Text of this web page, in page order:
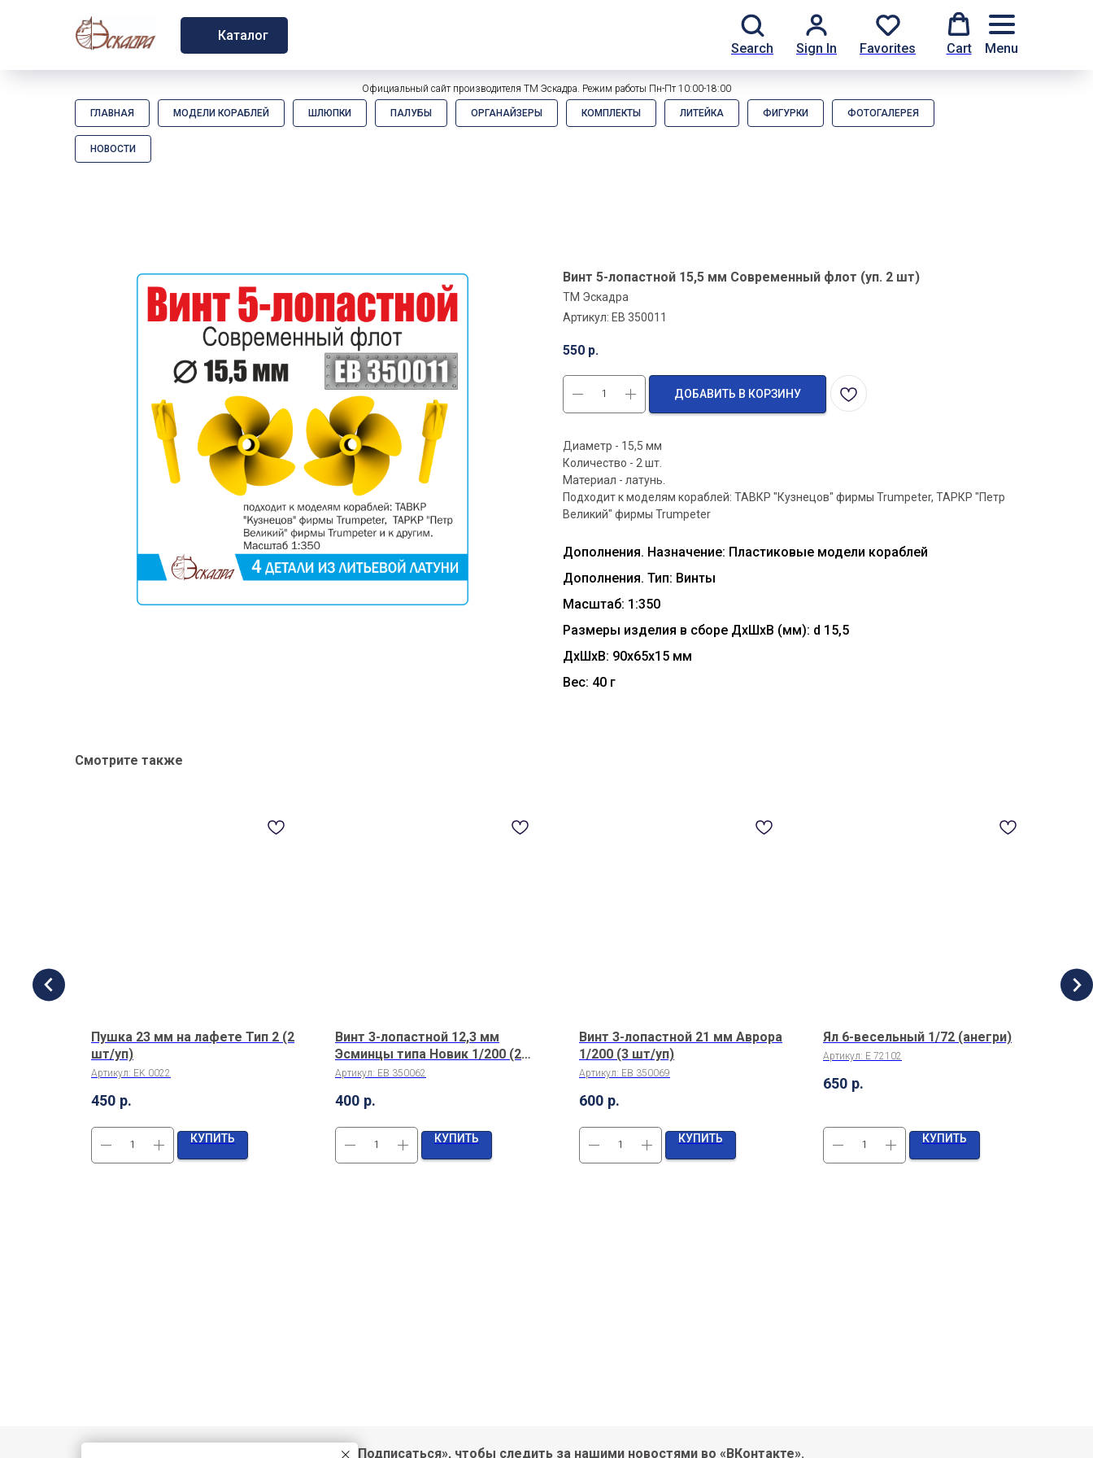
Каталог
Search
Sign In Favorites Cart Menu
Официальный сайт производителя ТМ Эскадра. Режим работы Пн-Пт 10:00-18:00
ГЛАВНАЯ МОДЕЛИ КОРАБЛЕЙ ШЛЮПКИ ПАЛУБЫ ОРГАНАЙЗЕРЫ КОМПЛЕКТЫ ЛИТЕЙКА ФИГУРКИ ФОТОГАЛЕРЕЯ
НОВОСТИ
Винт 5-лопастной 15,5 мм Современный флот (уп. 2 шт)
ТМ Эскадра
Артикул: EB 350011
550 р.
ДОБАВИТЬ В КОРЗИНУ
Диаметр - 15,5 мм
Количество - 2 шт.
Материал - латунь.
Подходит к моделям кораблей: ТАВКР "Кузнецов" фирмы Trumpeter, ТАРКР "Петр
Великий" фирмы Trumpeter
Дополнения. Назначение: Пластиковые модели кораблей
Дополнения. Тип: Винты
Масштаб: 1:350
Размеры изделия в сборе ДхШхВ (мм): d 15,5
ДxШxВ: 90x65x15 мм
Вес: 40 г
Смотрите также
Пушка 23 мм на лафете Тип 2 (2
шт/уп)
Артикул: EK 0022
450 р.
КУПИТЬ
Винт 3-лопастной 12,3 мм
Эсминцы типа Новик 1/200 (2
шт/уп)
Артикул: EB 350062
400 р.
КУПИТЬ
Винт 3-лопастной 21 мм Аврора
1/200 (3 шт/уп)
Артикул: EB 350069
600 р.
КУПИТЬ
Ял 6-весельный 1/72 (анегри)
Артикул: E 72102
650 р.
КУПИТЬ
Нажмите «Подписаться», чтобы следить за нашими новостями во «ВКонтакте».